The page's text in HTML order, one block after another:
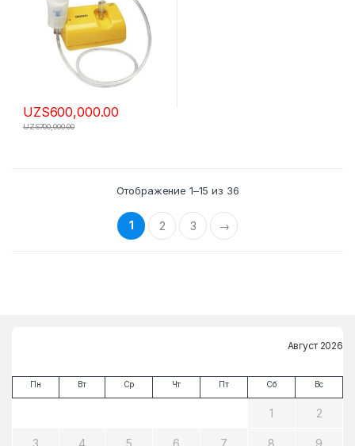
UZS600,000.00
UZS700,000.00
Отображение 1–15 из 36
1 2 3 →
Август 2026
Пн Вт Ср Чт Пт Сб Вс
1 2
3 4 5 6 7 8 9